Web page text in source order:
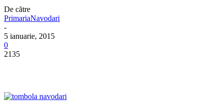
De către
PrimariaNavodari
-
5 ianuarie, 2015
0
2135